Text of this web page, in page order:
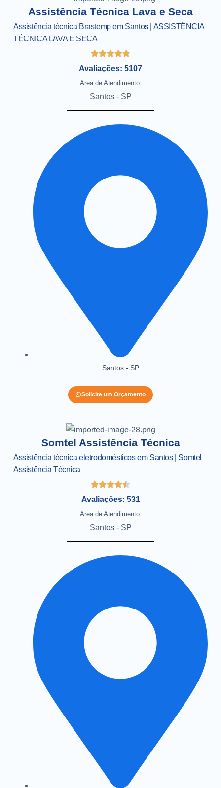
Assistência Técnica Lava e Seca
Assistência técnica Brastemp em Santos | ASSISTÊNCIA
TÉCNICA LAVA E SECA
Avaliações: 5107
Area de Atendimento:
Santos - SP
Santos - SP
Solicite um Orçamento
Somtel Assistência Técnica
Assistência técnica eletrodomésticos em Santos | Somtel
Assistência Técnica
Avaliações: 531
Area de Atendimento:
Santos - SP